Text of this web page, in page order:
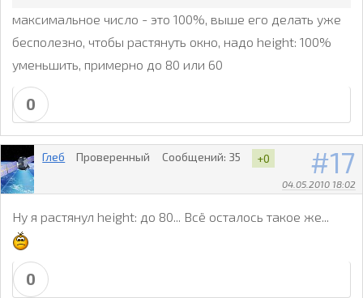
максимальное число - это 100%, выше его делать уже
бесполезно, чтобы растянуть окно, надо height: 100%
уменьшить, примерно до 80 или 60
0
17
04.05.2010 18:02
Глеб Проверенный Сообщений: 35 +0
Ну я растянул height: до 80... Всё осталось такое же...
0